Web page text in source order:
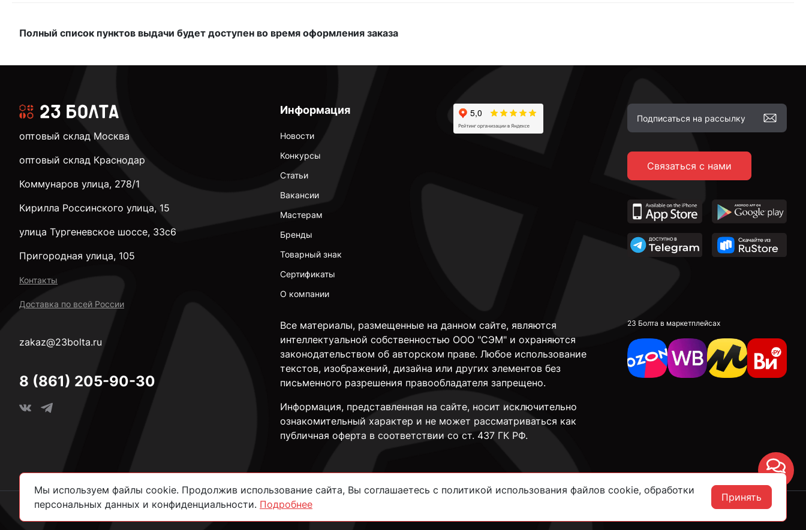
Полный список пунктов выдачи будет доступен во время оформления заказа
Информация
Новости
Конкурсы
Статьи
Вакансии
Мастерам
Бренды
Товарный знак
Сертификаты
О компании
Связаться с нами
Все материалы, размещенные на данном сайте, являются
интеллектуальной собственностью ООО "СЭМ" и охраняются
законодательством об авторском праве. Любое использование
текстов, изображений, дизайна или других элементов без
письменного разрешения правообладателя запрещено.
Информация, представленная на сайте, носит исключительно
ознакомительный характер и не может рассматриваться как
публичная оферта в соответствии со ст. 437 ГК РФ.
23 Болта в маркетплейсах
оптовый склад Москва
оптовый склад Краснодар
Коммунаров улица, 278/1
Кирилла Россинского улица, 15
улица Тургеневское шоссе, 33с6
Пригородная улица, 105
Контакты
Доставка по всей России
zakaz@23bolta.ru
8 (861) 205-90-30
Мы используем файлы cookie. Продолжив использование сайта, Вы соглашаетесь с политикой использования файлов cookie, обработки
персональных данных и конфиденциальности. Подробнее
Принять